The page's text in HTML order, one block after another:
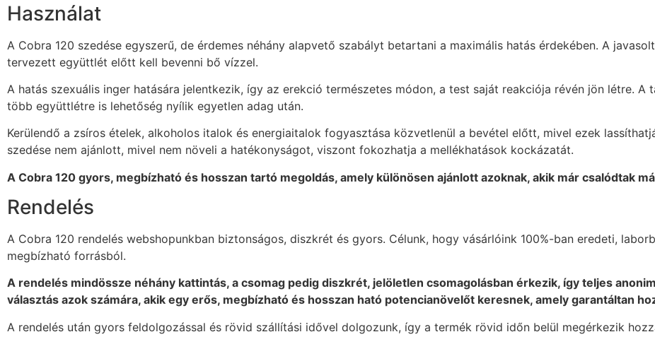
Használat
A Cobra 120 szedése egyszerű, de érdemes néhány alapvető szabályt betartani a maximális hatás érdekében. A
tervezett együttlét előtt kell bevenni bő vízzel.
A hatás szexuális inger hatására jelentkezik, így az erekció természetes módon, a test saját reakciója révén jön létre.
több együttlétre is lehetőség nyílik egyetlen adag után.
Kerülendő a zsíros ételek, alkoholos italok és energiaitalok fogyasztása közvetlenül a bevétel előtt, mivel ezek
szedése nem ajánlott, mivel nem növeli a hatékonyságot, viszont fokozhatja a mellékhatások kockázatát.
A Cobra 120 gyors, megbízható és hosszan tartó megoldás, amely különösen ajánlott azoknak, akik már csalódtak
Rendelés
A Cobra 120 rendelés webshopunkban biztonságos, diszkrét és gyors. Célunk, hogy vásárlóink 100%-ban eredeti,
megbízható forrásból.
A rendelés mindössze néhány kattintás, a csomag pedig diszkrét, jelöletlen csomagolásban érkezik, így teljes
választás azok számára, akik egy erős, megbízható és hosszan ható potencianövelőt keresnek, amely garantáltan
A rendelés után gyors feldolgozással és rövid szállítási idővel dolgozunk, így a termék rövid időn belül megérkezik